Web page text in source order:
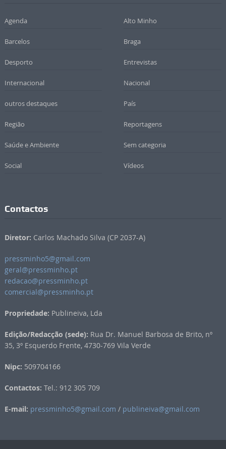
Agenda Alto Minho
Barcelos Braga
Desporto Entrevistas
Internacional Nacional
outros destaques País
Região Reportagens
Saúde e Ambiente Sem categoria
Social Vídeos
Contactos
Diretor: Carlos Machado Silva (CP 2037-A)
pressminho5@gmail.com
geral@pressminho.pt
redacao@pressminho.pt
comercial@pressminho.pt
Propriedade: Publineiva, Lda
Edição/Redacção (sede): Rua Dr. Manuel Barbosa de Brito, nº
35, 3º Esquerdo Frente, 4730-769 Vila Verde
Nipc: 509704166
Contactos: Tel.: 912 305 709
E-mail: pressminho5@gmail.com / publineiva@gmail.com